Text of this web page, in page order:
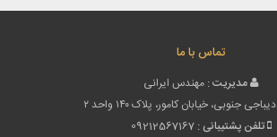
تماس با ما
مدیریت : مهندس ایرانی
دیباجی جنوبی، خیابان کامور، پلاک ۱۴۰ واحد ۲
تلفن پشتیبانی : 09212567167